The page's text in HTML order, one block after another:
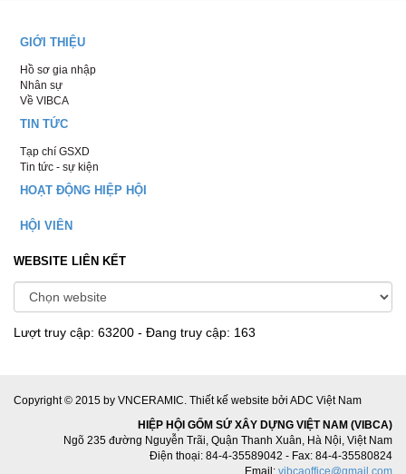
GIỚI THIỆU
Hồ sơ gia nhập
Nhân sự
Về VIBCA
TIN TỨC
Tạp chí GSXD
Tin tức - sự kiện
HOẠT ĐỘNG HIỆP HỘI
HỘI VIÊN
WEBSITE LIÊN KẾT
Lượt truy cập: 63200 - Đang truy cập: 163
Copyright © 2015 by VNCERAMIC. Thiết kế website bởi ADC Việt Nam
HIỆP HỘI GỐM SỨ XÂY DỰNG VIỆT NAM (VIBCA)
Ngõ 235 đường Nguyễn Trãi, Quận Thanh Xuân, Hà Nội, Việt Nam
Điện thoại: 84-4-35589042 - Fax: 84-4-35580824
Email: vibcaoffice@gmail.com